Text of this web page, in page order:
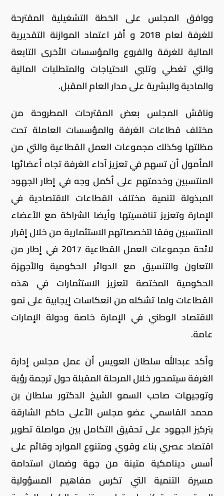
ووافق المجلس على الخطة التشغيلية المقترحة
للغرفة لعام 2018 و أقر اعتماد الموازنة التقديرية
المالية للغرفة والفروع والمؤسسات الأخرى التابعة
والتي تغطي وتلبي الاحتياجات والمتطلبات المالية
والمادية والبشرية على مدار العام المقبل.
وناقش المجلس بعض المقترحات المطروحة من
مختلف قطاعات الغرفة والمؤسسات العاملة تحت
مظلتها وكذلك مجموعات العمل القطاعية والتي من
المأمول أن تسهم في تعزيز آداء الغرفة تجاه أعضائها
المنتسبين وخدمتهم على أكمل وجه في إطار الجهود
المبذولة لتنمية مختلف القطاعات الاقتصادية في
الإمارة وتعزيز تنافسيتها وأيضا الشراكة مع الأعضاء
المنتسبين وفقا لتخصصاتهم الاستثمارية من خلال إقرار
لائحة مجموعات العمل القطاعية 2017 في إطار من
التعاون والتنسيق مع الدوائر الحكومية والأجهزة
الحكومية المختصة لتعزيز الاستثمارات في هذه
القطاعات ولما تشكله من انعكاسات إيجابية على نمو
الاقتصاد الوطني في الإمارة خاصة ودولة الإمارات
عامة.
وأكد عبدالله سلطان العويس أن عمل مجلس إدارة
الغرفة سيتمحور خلال المرحلة المقبلة حول ترجمة رؤية
وتوجيهات صاحب السمو الشيخ الدكتور سلطان بن
محمد القاسمي عضو مجلس الأعلى حاكم الشارقة
بتركيز الجهود على تحقيق التكامل بين مواصلة تطوير
اقتصاد عصري بناء وقوي ومتنوع الموارد وقائم على
أسس دينامكية متينة من جهة وضمان استدامة
مسيرة التنمية التي تكرس مفاهيم المسؤولية